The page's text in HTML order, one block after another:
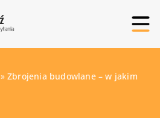
»Zbrojenia budowlane – w jakim